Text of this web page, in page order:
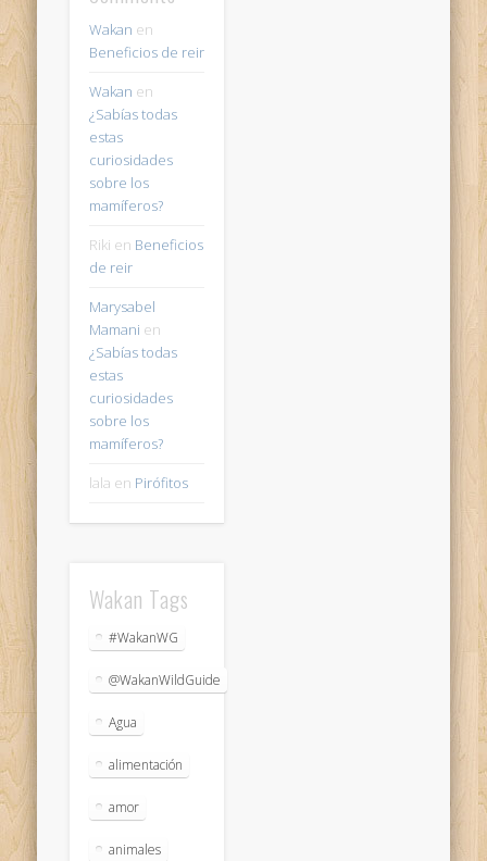
Wakan en
Beneficios de reir
Wakan en
¿Sabías todas
estas
curiosidades
sobre los
mamíferos?
Riki en Beneficios
de reir
Marysabel
Mamani en
¿Sabías todas
estas
curiosidades
sobre los
mamíferos?
lala en Pirófitos
Wakan Tags
#WakanWG
@WakanWildGuide
Agua
alimentación
amor
animales